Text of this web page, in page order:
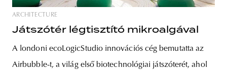
ARCHITECTURE
Játszótér légtisztító mikroalgával
A londoni ecoLogicStudio innovációs cég bemutatta az
Airbubble-t, a világ első biotechnológiai játszóterét, ahol